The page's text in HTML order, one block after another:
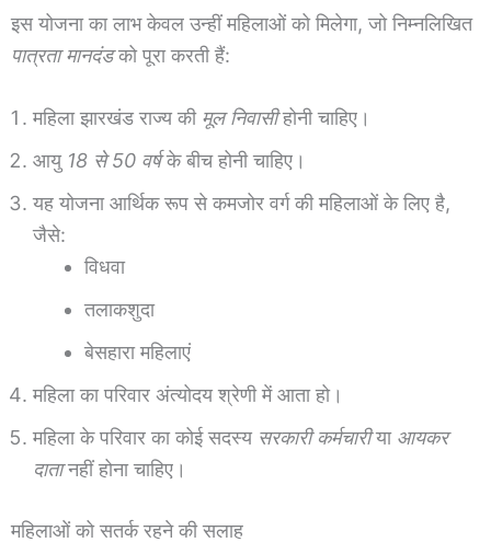
इस योजना का लाभ केवल उन्हीं महिलाओं को मिलेगा, जो निम्नलिखित
पात्रता मानदंडको पूरा करती हैं:
महिला झारखंड राज्य की मूल निवासीहोनी चाहिए।
आयु 18 से 50 वर्षके बीच होनी चाहिए।
यह योजना आर्थिक रूप से कमजोर वर्ग की महिलाओं के लिए है,
जैसे:
विधवा
तलाकशुदा
बेसहारा महिलाएं
महिला का परिवार अंत्योदय श्रेणी में आता हो।
महिला के परिवार का कोई सदस्य सरकारी कर्मचारीया आयकर
दातानहीं होना चाहिए।
महिलाओं को सतर्क रहने की सलाह